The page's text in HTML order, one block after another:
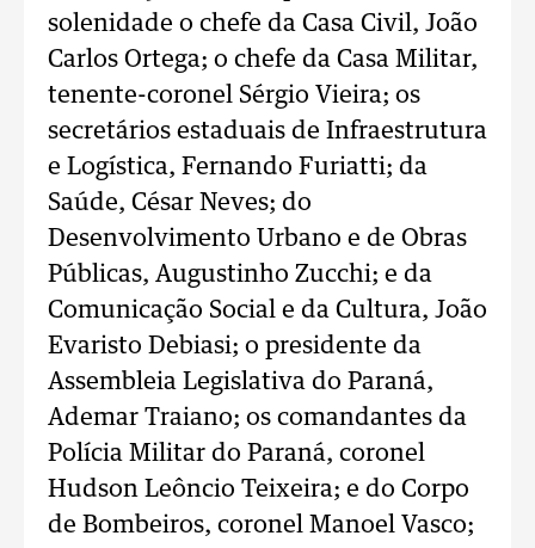
solenidade o chefe da Casa Civil, João
Carlos Ortega; o chefe da Casa Militar,
tenente-coronel Sérgio Vieira; os
secretários estaduais de Infraestrutura
e Logística, Fernando Furiatti; da
Saúde, César Neves; do
Desenvolvimento Urbano e de Obras
Públicas, Augustinho Zucchi; e da
Comunicação Social e da Cultura, João
Evaristo Debiasi; o presidente da
Assembleia Legislativa do Paraná,
Ademar Traiano; os comandantes da
Polícia Militar do Paraná, coronel
Hudson Leôncio Teixeira; e do Corpo
de Bombeiros, coronel Manoel Vasco;